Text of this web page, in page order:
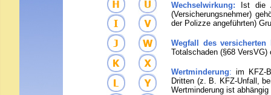
Wechselwirkung:
Ist die
(Versicherungsnehmer)
der Polizze angeführten)
Wegfall des versicherten
Totalschaden (§68
Wertminderung: im KFZ-
Dritten (z. B. KFZ-Unfall,
Wertminderung ist